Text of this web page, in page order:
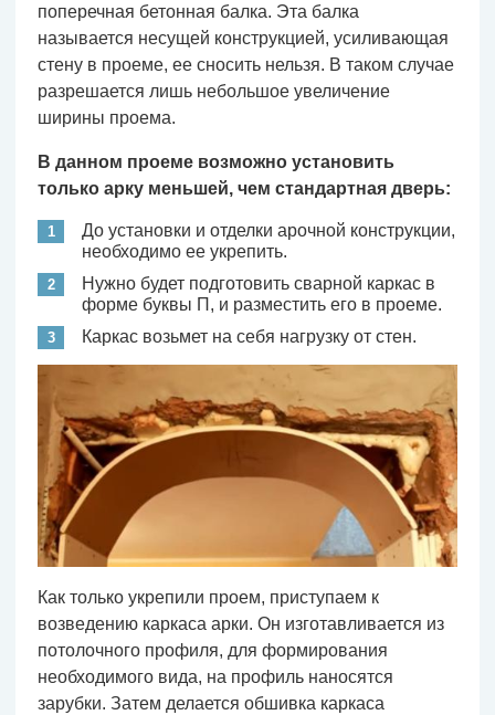
поперечная бетонная балка. Эта балка
называется несущей конструкцией, усиливающая
стену в проеме, ее сносить нельзя. В таком случае
разрешается лишь небольшое увеличение
ширины проема.
В данном проеме возможно установить
только арку меньшей, чем стандартная дверь:
До установки и отделки арочной конструкции,
необходимо ее укрепить.
Нужно будет подготовить сварной каркас в
форме буквы П, и разместить его в проеме.
Каркас возьмет на себя нагрузку от стен.
Как только укрепили проем, приступаем к
возведению каркаса арки. Он изготавливается из
потолочного профиля, для формирования
необходимого вида, на профиль наносятся
зарубки. Затем делается обшивка каркаса